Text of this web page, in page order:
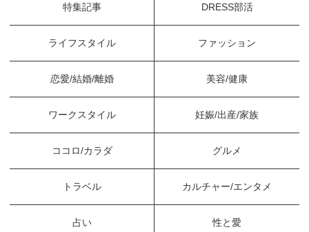
特集記事 DRESS部活
ライフスタイル ファッション
恋愛/結婚/離婚 美容/健康
ワークスタイル 妊娠/出産/家族
ココロ/カラダ グルメ
トラベル カルチャー/エンタメ
占い 性と愛